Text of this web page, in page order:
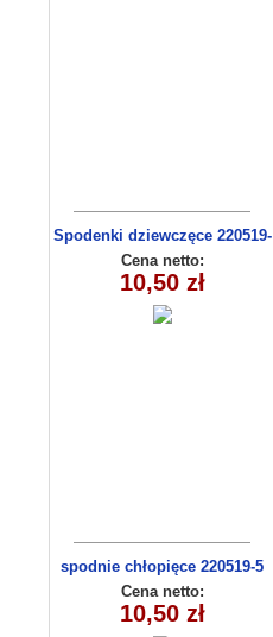
Spodenki dziewczęce 220519-
3 (9-12)
Cena netto:
10,50 zł
spodnie chłopięce 220519-5
(1- 4) 4 szt
Cena netto:
10,50 zł